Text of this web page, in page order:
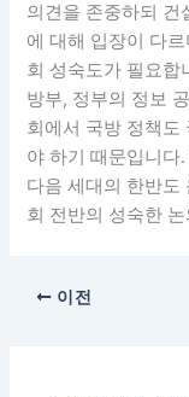
의견을 존중하되 건
에 대해 입장이 다
회 성숙도가 필요합
방부, 정부의 정보
회에서 국방 정책도
야 하기 때문입니다
다음 세대의 한반도
회 전반의 성숙한
이전